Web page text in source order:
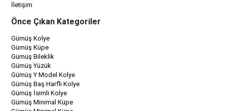
İletişim
Önce Çıkan Kategoriler
Gümüş Kolye
Gümüş Küpe
Gümüş Bileklik
Gümüş Yüzük
Gümüş Y Model Kolye
Gümüş Baş Harfli Kolye
Gümüş İsimli Kolye
Gümüş Minimal Küpe